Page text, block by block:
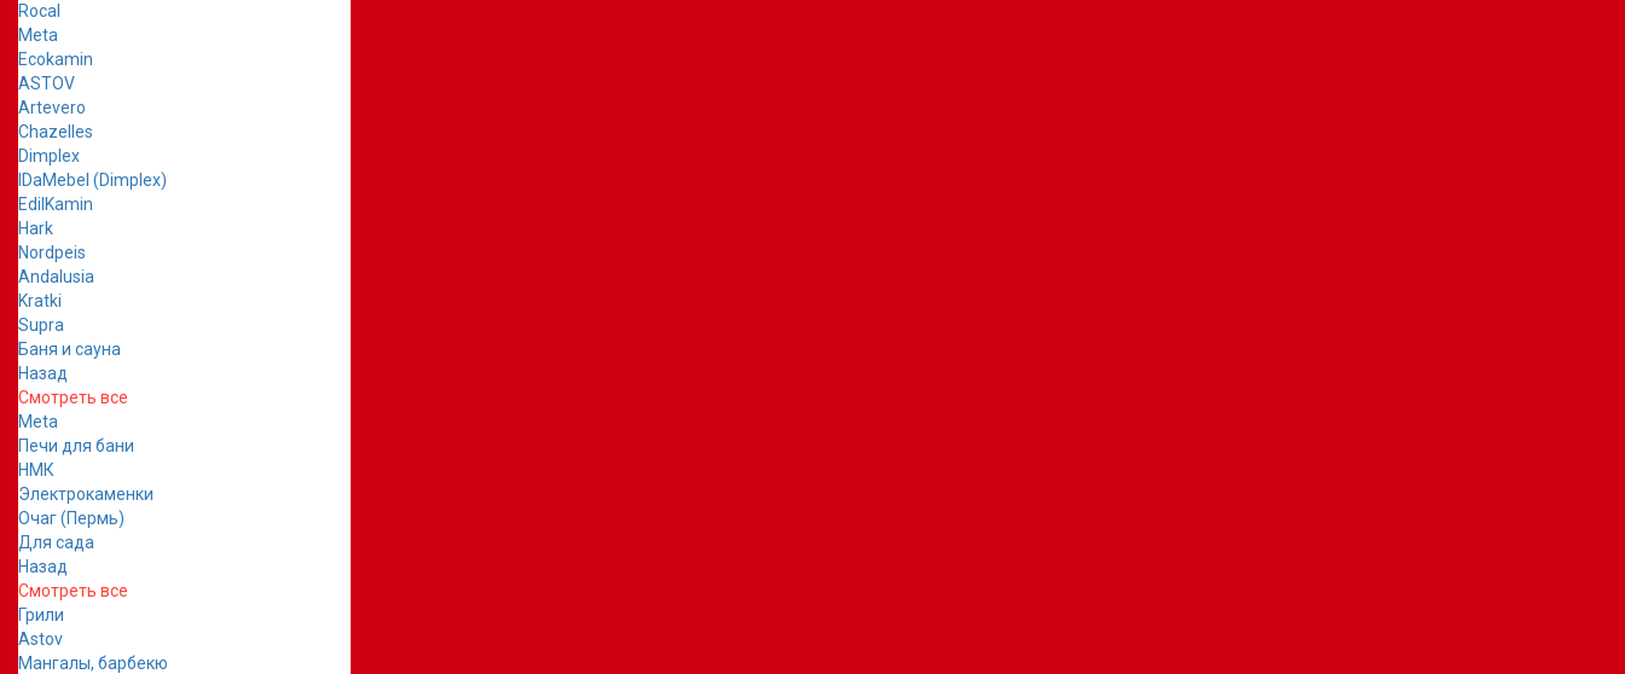
Rocal
Meta
Ecokamin
ASTOV
Artevero
Chazelles
Dimplex
IDaMebel (Dimplex)
EdilKamin
Hark
Nordpeis
Andalusia
Kratki
Supra
Баня и сауна
Назад
Смотреть все
Meta
Печи для бани
НМК
Электрокаменки
Очаг (Пермь)
Для сада
Назад
Смотреть все
Грили
Astov
Мангалы, барбекю